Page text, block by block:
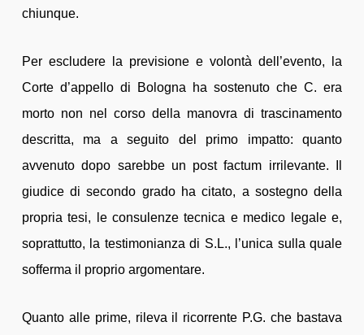
chiunque.
Per escludere la previsione e volontà dell’evento, la
Corte d’appello di Bologna ha sostenuto che C. era
morto non nel corso della manovra di trascinamento
descritta, ma a seguito del primo impatto: quanto
avvenuto dopo sarebbe un post factum irrilevante. Il
giudice di secondo grado ha citato, a sostegno della
propria tesi, le consulenze tecnica e medico legale e,
soprattutto, la testimonianza di S.L., l’unica sulla quale
sofferma il proprio argomentare.
Quanto alle prime, rileva il ricorrente P.G. che bastava